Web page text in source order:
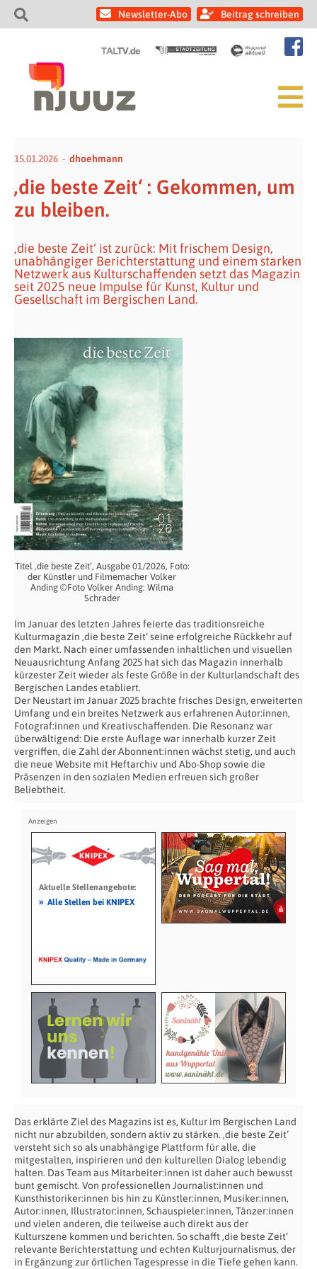
Newsletter-Abo Beitrag schreiben
15.01.2026 dhoehmann
‚die beste Zeit‘ : Gekommen, um
zu bleiben.
‚die beste Zeit‘ ist zurück: Mit frischem Design,
unabhängiger Berichterstattung und einem starken
Netzwerk aus Kulturschaffenden setzt das Magazin
seit 2025 neue Impulse für Kunst, Kultur und
Gesellschaft im Bergischen Land.
Titel ‚die beste Zeit‘, Ausgabe 01/2026, Foto:
der Künstler und Filmemacher Volker
Anding ©Foto Volker Anding: Wilma
Schrader
Im Januar des letzten Jahres feierte das traditionsreiche
Kulturmagazin ‚die beste Zeit‘ seine erfolgreiche Rückkehr auf
den Markt. Nach einer umfassenden inhaltlichen und visuellen
Neuausrichtung Anfang 2025 hat sich das Magazin innerhalb
kürzester Zeit wieder als feste Größe in der Kulturlandschaft des
Bergischen Landes etabliert.
Der Neustart im Januar 2025 brachte frisches Design, erweiterten
Umfang und ein breites Netzwerk aus erfahrenen Autor:innen,
Fotograf:innen und Kreativschaffenden. Die Resonanz war
überwältigend: Die erste Auflage war innerhalb kurzer Zeit
vergriffen, die Zahl der Abonnent:innen wächst stetig, und auch
die neue Website mit Heftarchiv und Abo-Shop sowie die
Präsenzen in den sozialen Medien erfreuen sich großer
Beliebtheit.
Aktuelle Stellenangebote:
» Alle Stellen bei KNIPEX
Das erklärte Ziel des Magazins ist es, Kultur im Bergischen Land
nicht nur abzubilden, sondern aktiv zu stärken. ‚die beste Zeit‘
versteht sich so als unabhängige Plattform für alle, die
mitgestalten, inspirieren und den kulturellen Dialog lebendig
halten. Das Team aus Mitarbeiter:innen ist daher auch bewusst
bunt gemischt. Von professionellen Journalist:innen und
Kunsthistoriker:innen bis hin zu Künstler:innen, Musiker:innen,
Autor:innen, Illustrator:innen, Schauspieler:innen, Tänzer:innen
und vielen anderen, die teilweise auch direkt aus der
Kulturszene kommen und berichten. So schafft ‚die beste Zeit‘
relevante Berichterstattung und echten Kulturjournalismus, der
in Ergänzung zur örtlichen Tagespresse in die Tiefe gehen kann.